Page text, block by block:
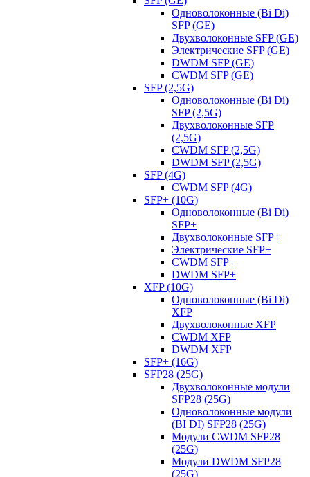
Одноволоконные (Bi Di)
SFP (GE)
Двухволоконные SFP (GE)
Электрические SFP (GE)
DWDM SFP (GE)
CWDM SFP (GE)
SFP (2,5G)
Одноволоконные (Bi Di)
SFP (2,5G)
Двухволоконные SFP
(2,5G)
CWDM SFP (2,5G)
DWDM SFP (2,5G)
SFP (4G)
CWDM SFP (4G)
SFP+ (10G)
Одноволоконные (Bi Di)
SFP+
Двухволоконные SFP+
Электрические SFP+
CWDM SFP+
DWDM SFP+
XFP (10G)
Одноволоконные (Bi Di)
XFP
Двухволоконные XFP
CWDM XFP
DWDM XFP
SFP+ (16G)
SFP28 (25G)
Двухволоконные модули
SFP28 (25G)
Одноволоконные модули
(BI DI) SFP28 (25G)
Модули CWDM SFP28
(25G)
Модули DWDM SFP28
(25G)